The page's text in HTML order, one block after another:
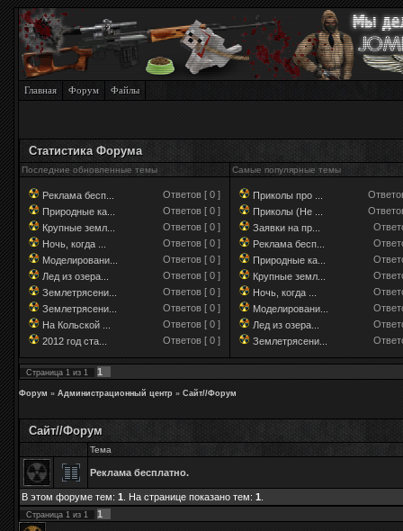
Главная Форум Файлы
Статистика Форума
Последние обновленные темы Самые популярные темы
Реклама бесп...
Ответов [ 0 ]
Природные ка...
Ответов [ 0 ]
Крупные земл...
Ответов [ 0 ]
Ночь, когда ...
Ответов [ 0 ]
Моделировани...
Ответов [ 0 ]
Лед из озера...
Ответов [ 0 ]
Землетрясени...
Ответов [ 0 ]
Землетрясени...
Ответов [ 0 ]
На Кольской ...
Ответов [ 0 ]
2012 год ста...
Ответов [ 0 ]
Приколы про ...
Приколы (Не ...
Заявки на пр...
Реклама бесп...
Природные ка...
Крупные земл...
Ночь, когда ...
Моделировани...
Лед из озера...
Землетрясени...
Страница 1 из 1 1
Форум » Администрационный центр » Сайт//Форум
Сайт//Форум
Тема
Реклама бесплатно.
В этом форуме тем: 1 . На странице показано тем: 1
Страница 1 из 1 1